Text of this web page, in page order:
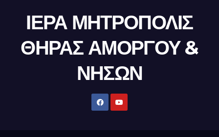
ΙΕΡΑ ΜΗΤΡΟΠΟΛΙΣ
ΘΗΡΑΣ ΑΜΟΡΓΟΥ &
ΝΗΣΩΝ